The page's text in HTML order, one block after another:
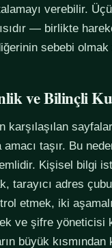
verebilir.
— birlikte
sebebi olmak
ve Bilinçli
karşılaşılan
taşır. Bu
Kişisel bilgi
tarayıcı adres
etmek, iki
ve şifre yöneticisi
büyük kısmından